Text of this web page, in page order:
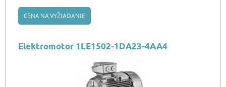
CENA NA VYŽIADANIE
Elektromotor 1LE1502-1DA23-4AA4